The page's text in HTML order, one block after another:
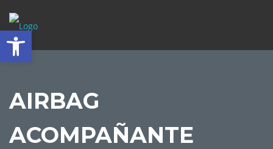
AIRBAG
ACOMPAÑANTE
Abrir barra de herramientas